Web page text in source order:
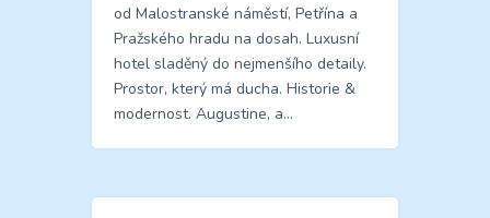
od Malostranské náměstí, Petřína a
Pražského hradu na dosah. Luxusní
hotel sladěný do nejmenšího detaily.
Prostor, který má ducha. Historie &
modernost. Augustine, a…